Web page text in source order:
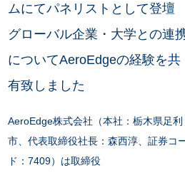
ムにてパネリストとして登壇
グローバル企業・大学との連
についてAeroEdgeの経験を共
有致しました
AeroEdge株式会社（本社：栃木県足利
市、代表取締役社長：森西淳、証券コ
ド：7409）は取締役